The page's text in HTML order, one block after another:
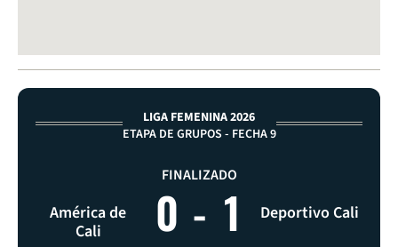
LIGA FEMENINA 2026
ETAPA DE GRUPOS - FECHA 9
América de
Cali
FINALIZADO
0 - 1 Deportivo Cali